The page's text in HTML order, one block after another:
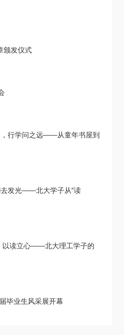
颁发仪式
，行学问之远——从童年书屋到
去发光——北大学子从“读
以读立心——北大理工学子的
毕业生风采展开幕